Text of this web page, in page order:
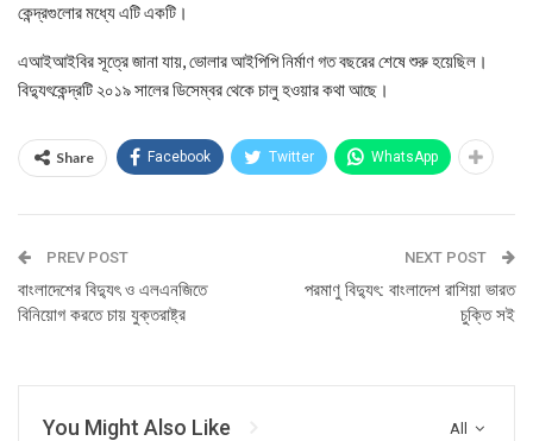
কেন্দ্রগুলোর মধ্যে এটি একটি।
এআইআইবির সূত্রে জানা যায়, ভোলার আইপিপি নির্মাণ গত বছরের শেষে শুরু হয়েছিল।
বিদ্যুৎকেন্দ্রটি ২০১৯ সালের ডিসেম্বর থেকে চালু হওয়ার কথা আছে।
Share Facebook Twitter WhatsApp
PREV POST
বাংলাদেশের বিদ্যুৎ ও এলএনজিতে
বিনিয়োগ করতে চায় যুক্তরাষ্ট্র
NEXT POST
পরমাণু বিদ্যুৎ: বাংলাদেশ রাশিয়া ভারত
চুক্তি সই
All
You Might Also Like